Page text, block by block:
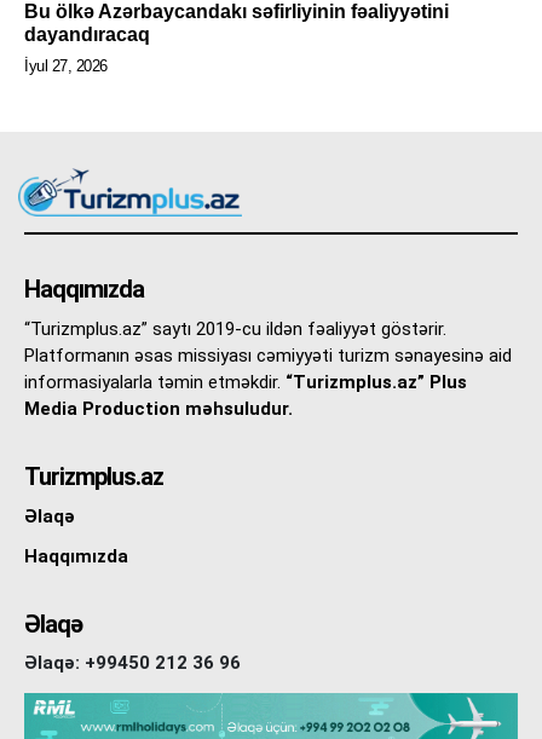
Bu ölkə Azərbaycandakı səfirliyinin fəaliyyətini
dayandıracaq
İyul 27, 2026
Haqqımızda
“Turizmplus.az” saytı 2019-cu ildən fəaliyyət göstərir.
Platformanın əsas missiyası cəmiyyəti turizm sənayesinə aid
informasiyalarla təmin etməkdir. “Turizmplus.az” Plus
Media Production məhsuludur.
Turizmplus.az
Əlaqə
Haqqımızda
Əlaqə
Əlaqə: +99450 212 36 96